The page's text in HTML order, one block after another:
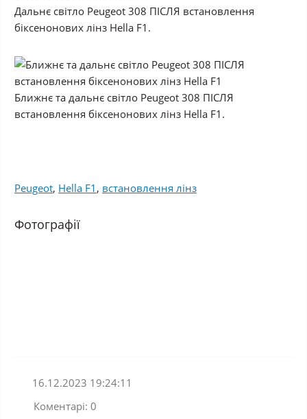
Дальнє світло Peugeot 308 ПІСЛЯ встановлення
біксенонових лінз Hella F1.
Ближнє та дальнє світло Peugeot 308 ПІСЛЯ
встановлення біксенонових лінз Hella F1.
Peugeot, Hella F1 , встановлення лінз
Фотографії
16.12.2023 19:24:11
Коментарі: 0